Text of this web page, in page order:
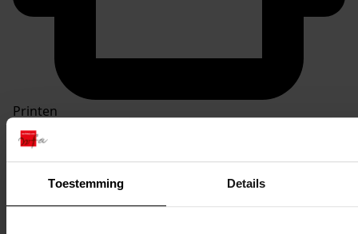
Toestemming Details
Printen
duurzaam webadres